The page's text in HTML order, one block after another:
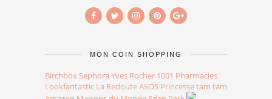
MON COIN SHOPPING
Birchbox Sephora Yves Rocher 1001 Pharmacies
Lookfantastic La RedouteASOS Princesse tam tam